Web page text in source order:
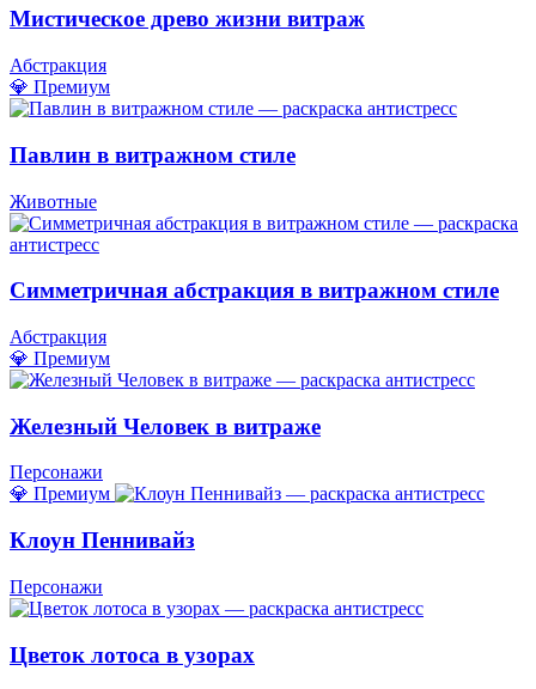
Мистическое древо жизни витраж
Абстракция
💎 Премиум
Павлин в витражном стиле
Животные
Симметричная абстракция в витражном стиле
Абстракция
💎 Премиум
Железный Человек в витраже
Персонажи
💎 Премиум
Клоун Пеннивайз
Персонажи
Цветок лотоса в узорах